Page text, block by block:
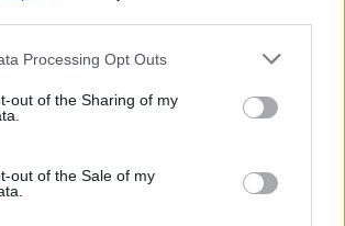
Processing Opt Outs
out of the Sharing of my
out of the Sale of my
uva e aumentar
dos...